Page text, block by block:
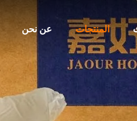
عن نحن المنتجات